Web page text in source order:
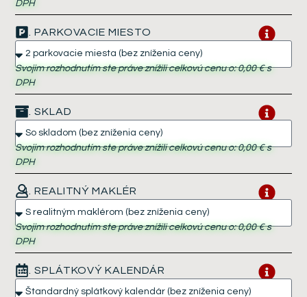
DPH
2. PARKOVACIE MIESTO
Svojim rozhodnutím ste práve znížili celkovú cenu o:0,00 €s
DPH
3. SKLAD
Svojim rozhodnutím ste práve znížili celkovú cenu o:0,00 €s
DPH
4. REALITNÝ MAKLÉR
Svojim rozhodnutím ste práve znížili celkovú cenu o:0,00 €s
DPH
5. SPLÁTKOVÝ KALENDÁR